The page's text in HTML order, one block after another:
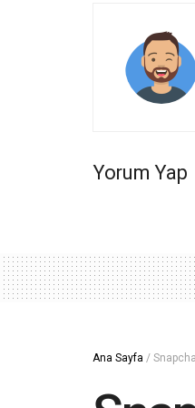
Yorum Yap
Ana Sayfa /